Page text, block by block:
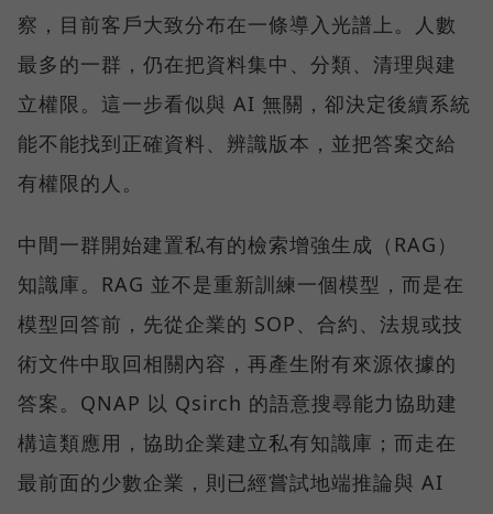
察，目前客戶大致分布在一條導入光譜上。人數
最多的一群，仍在把資料集中、分類、清理與建
立權限。這一步看似與 AI 無關，卻決定後續系統
能不能找到正確資料、辨識版本，並把答案交給
有權限的人。
中間一群開始建置私有的檢索增強生成（RAG）
知識庫。RAG 並不是重新訓練一個模型，而是在
模型回答前，先從企業的 SOP、合約、法規或技
術文件中取回相關內容，再產生附有來源依據的
答案。QNAP 以 Qsirch 的語意搜尋能力協助建
構這類應用，協助企業建立私有知識庫；而走在
最前面的少數企業，則已經嘗試地端推論與 AI